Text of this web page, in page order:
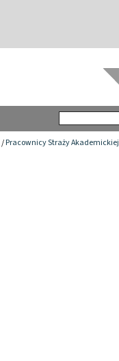
/Pracownicy Straży Akademickiej